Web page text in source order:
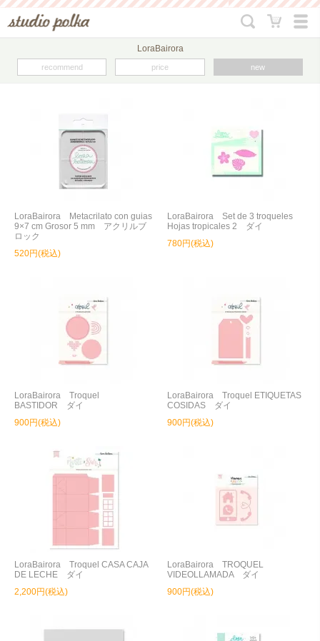
LoraBairora
recommend price new
LoraBairora Metacrilato con guias
9×7 cm Grosor 5 mm アクリルブ
ロック
520円(税込)
LoraBairora Set de 3 troqueles
Hojas tropicales 2 ダイ
780円(税込)
LoraBairora Troquel
BASTIDOR ダイ
900円(税込)
LoraBairora Troquel ETIQUETAS
COSIDAS ダイ
900円(税込)
LoraBairora Troquel CASA CAJA
DE LECHE ダイ
2,200円(税込)
LoraBairora TROQUEL
VIDEOLLAMADA ダイ
900円(税込)